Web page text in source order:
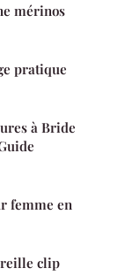
mérinos
pratique
à Bride
femme en
clip